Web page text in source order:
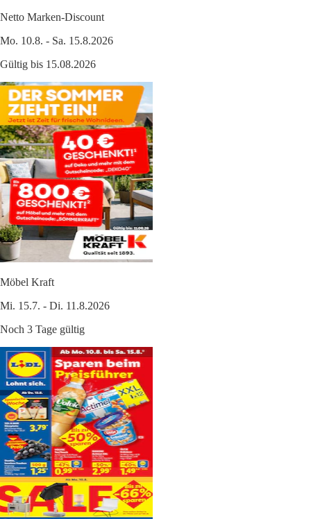
Netto Marken-Discount
Mo. 10.8. - Sa. 15.8.2026
Gültig bis 15.08.2026
Möbel Kraft
Mi. 15.7. - Di. 11.8.2026
Noch 3 Tage gültig